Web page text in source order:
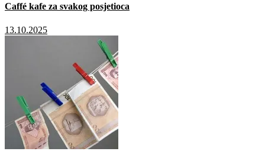
Caffé kafe za svakog posjetioca
13.10.2025